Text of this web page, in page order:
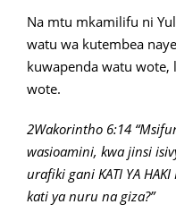
Na mtu mkamilifu ni
watu wa kutembea
kuwapenda watu wote,
wote.
2Wakorintho 6:14
wasioamini, kwa jinsi
urafiki gani KATI YA
kati ya nuru na giza?”